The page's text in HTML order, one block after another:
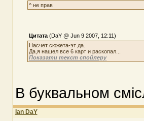
^ не прав
Цитата (DaY @ Jun 9 2007, 12:11)
Насчет сюжета-эт да.
Да,я нашел все 6 карт и раскопал...
Показати текст спойлеру
В буквальном
Ian DaY